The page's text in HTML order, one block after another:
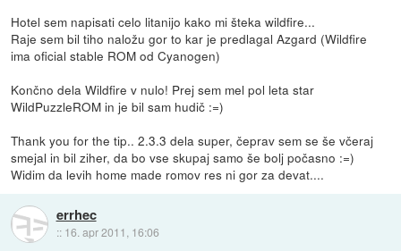
Hotel sem napisati celo litanijo kako mi šteka wildfire...
Raje sem bil tiho naložu gor to kar je predlagal Azgard (Wildfire
ima oficial stable ROM od Cyanogen)
Končno dela Wildfire v nulo! Prej sem mel pol leta star
WildPuzzleROM in je bil sam hudič :=)
Thank you for the tip.. 2.3.3 dela super, čeprav sem se še včeraj
smejal in bil ziher, da bo vse skupaj samo še bolj počasno :=)
Widim da levih home made romov res ni gor za devat....
errhec
:: 16. apr 2011, 16:06